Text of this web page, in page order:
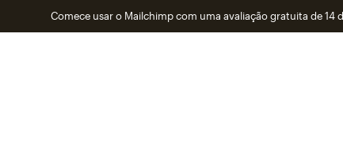
Comece usar o Mailchimp com uma avaliação gratuita de 14